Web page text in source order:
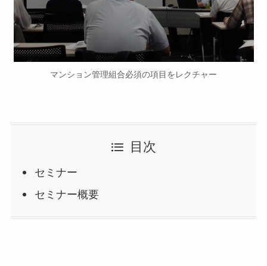
マンション管理組合必須の項目をレクチャー
目次
セミナー
セミナー概要